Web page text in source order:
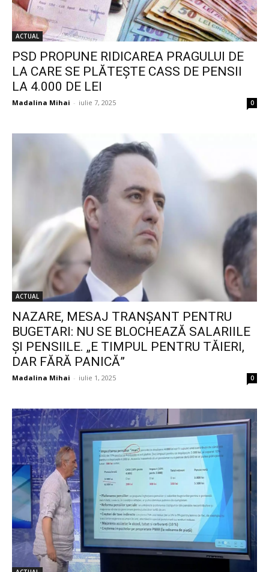
ACTUAL
PSD PROPUNE RIDICAREA PRAGULUI DE
LA CARE SE PLĂTEȘTE CASS DE PENSII
LA 4.000 DE LEI
Madalina Mihai - iulie 7, 2025 0
ACTUAL
NAZARE, MESAJ TRANȘANT PENTRU
BUGETARI: NU SE BLOCHEAZĂ SALARIILE
ȘI PENSIILE. „E TIMPUL PENTRU TĂIERI,
DAR FĂRĂ PANICĂ”
Madalina Mihai - iulie 1, 2025 0